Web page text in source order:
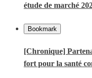
étude de marché
Bookmark
[Chronique]
fort pour la santé